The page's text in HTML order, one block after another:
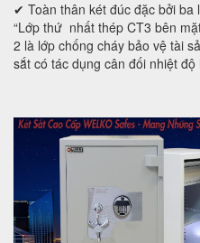
✔ Toàn thân két đúc đặc bởi ba
“Lớp thứ nhất thép CT3 bên
2 là lớp chống cháy bảo vệ tài
sắt có tác dụng cân đối nhiệt độ